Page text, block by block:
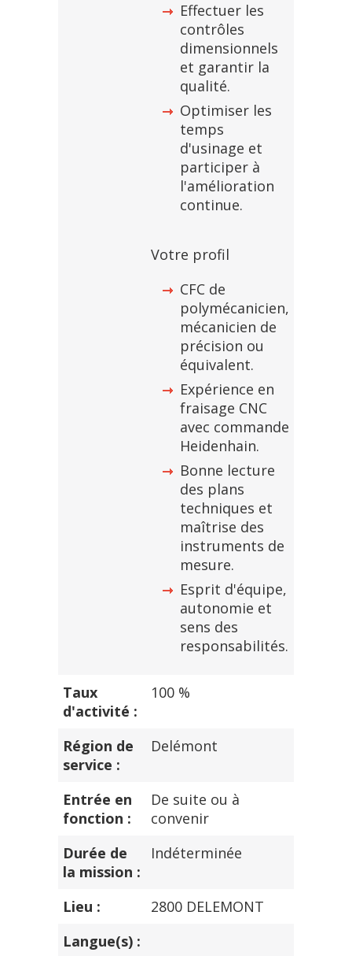
Effectuer les
contrôles
dimensionnels
et garantir la
qualité.
Optimiser les
temps
d'usinage et
participer à
l'amélioration
continue.
Votre profil
CFC de
polymécanicien,
mécanicien de
précision ou
équivalent.
Expérience en
fraisage CNC
avec commande
Heidenhain.
Bonne lecture
des plans
techniques et
maîtrise des
instruments de
mesure.
Esprit d'équipe,
autonomie et
sens des
responsabilités.
Taux
d'activité :
100 %
Région de
service :
Delémont
Entrée en
fonction :
De suite ou à
convenir
Durée de
la mission :
Indéterminée
Lieu :
2800 DELEMONT
Langue(s) :